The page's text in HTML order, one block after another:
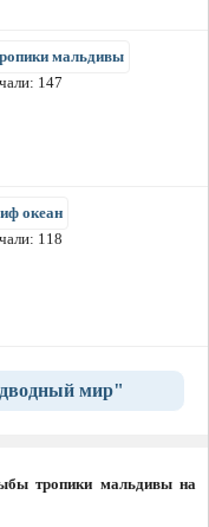
мальдивы
147
океан
118
мир"
тропики мальдивы на